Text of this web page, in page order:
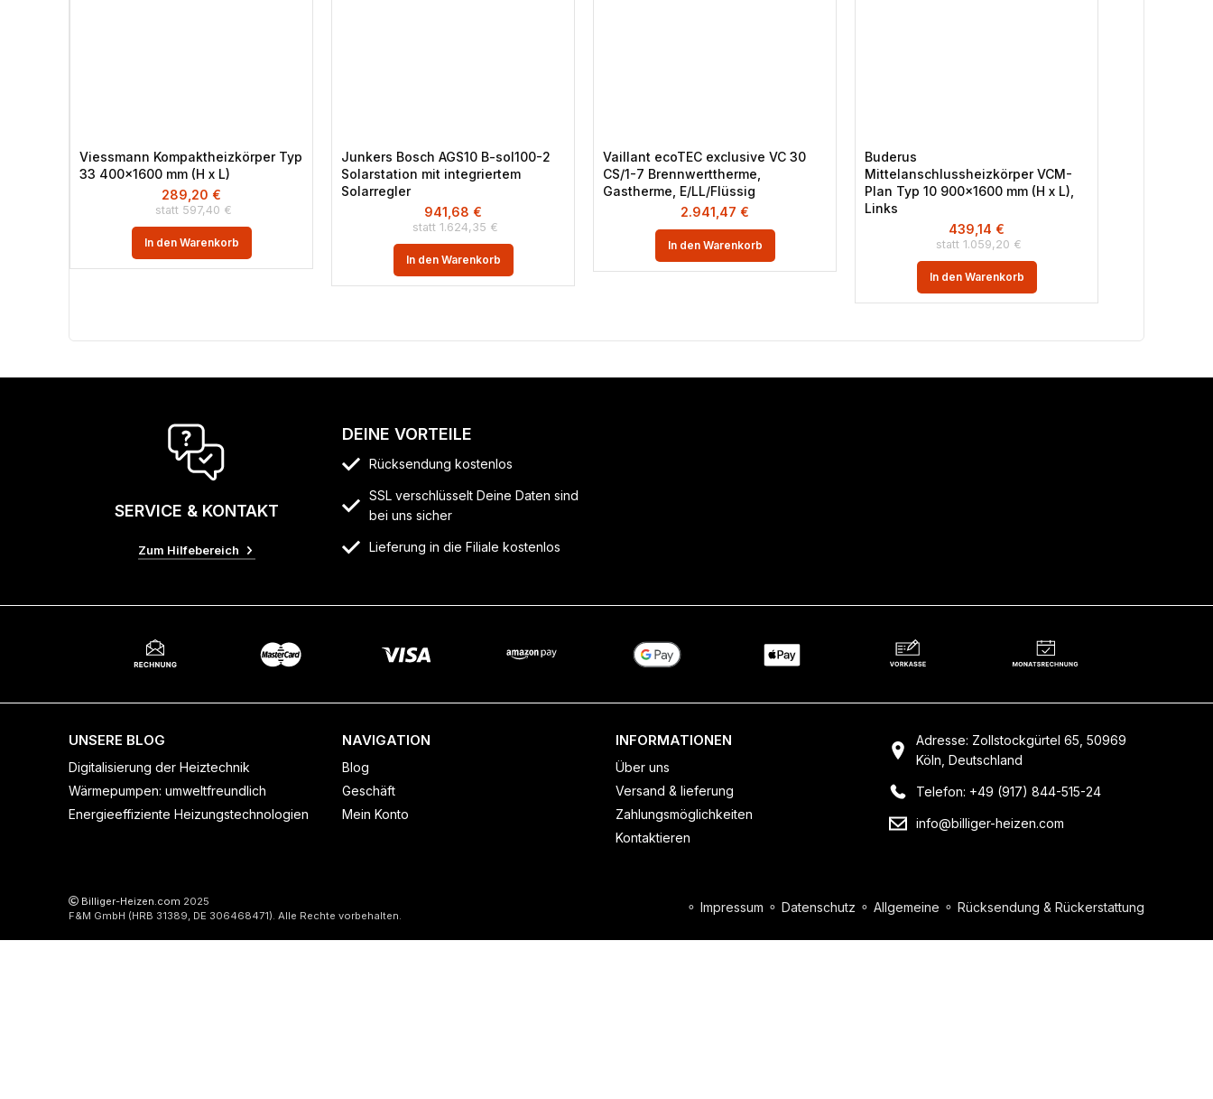
Viessmann Kompaktheizkörper Typ
33 400×1600 mm (H x L)
597,40 €
289,20 €
In den Warenkorb
Junkers Bosch AGS10 B-sol100-2
Solarstation mit integriertem
Solarregler
1.624,35 €
941,68 €
In den Warenkorb
Vaillant ecoTEC exclusive VC 30
CS/1-7 Brennwerttherme,
Gastherme, E/LL/Flüssig
2.941,47 €
In den Warenkorb
Buderus
Mittelanschlussheizkörper VCM-
Plan Typ 10 900×1600 mm (H x L),
Links
1.059,20 €
439,14 €
In den Warenkorb
SERVICE & KONTAKT
Zum Hilfebereich
DEINE VORTEILE
Rücksendung kostenlos
SSL verschlüsselt Deine Daten sind
bei uns sicher
Lieferung in die Filiale kostenlos
UNSERE BLOG
Digitalisierung der Heiztechnik
Wärmepumpen: umweltfreundlich
Energieeffiziente Heizungstechnologien
NAVIGATION
Blog
Geschäft
Mein Konto
INFORMATIONEN
Über uns
Versand & lieferung
Zahlungsmöglichkeiten
Kontaktieren
Adresse: Zollstockgürtel 65, 50969
Köln, Deutschland
Telefon: +49 (917) 844-515-24
info@billiger-heizen.com
Billiger-Heizen.com 2025
F&M GmbH (HRB 31389, DE 306468471). Alle Rechte vorbehalten.
⚬ Impressum ⚬ Datenschutz ⚬ Allgemeine ⚬ Rücksendung & Rückerstattung